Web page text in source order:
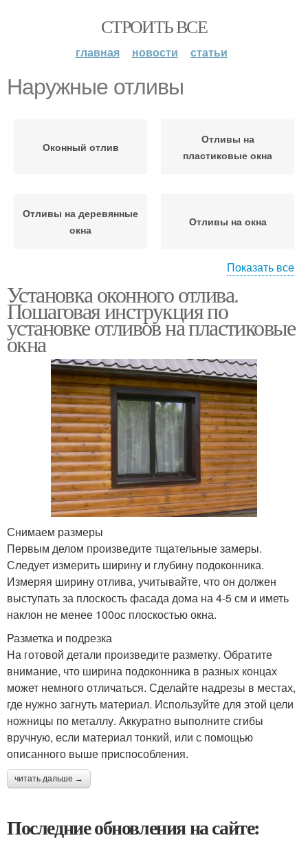
СТРОИТЬ ВСЕ
главная новости статьи
Наружные отливы
Оконный отлив
Отливы на
пластиковые окна
Отливы на деревянные
окна
Отливы на окна
Отливы в частном доме Кровельные отливы
Отливы для окон Отливы на крышу
Показать все
Установка оконного отлива.
Пошаговая инструкция по
установке отливов на пластиковые
окна
Снимаем размеры
Первым делом произведите тщательные замеры.
Следует измерить ширину и глубину подоконника.
Измеряя ширину отлива, учитывайте, что он должен
выступать за плоскость фасада дома на 4-5 см и иметь
наклон не менее 100ос плоскостью окна.
Разметка и подрезка
На готовой детали произведите разметку. Обратите
внимание, что ширина подоконника в разных концах
может немного отличаться. Сделайте надрезы в местах,
где нужно загнуть материал. Используйте для этой цели
ножницы по металлу. Аккуратно выполните сгибы
вручную, если материал тонкий, или с помощью
описанного выше приспособления.
читать дальше →
Последние обновления на сайте: